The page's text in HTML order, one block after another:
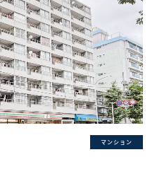
マンション